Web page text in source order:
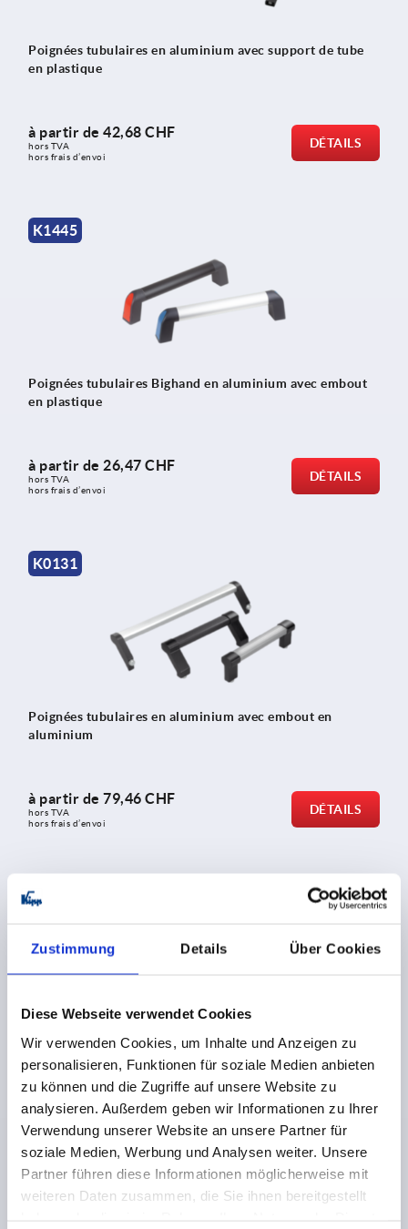
Zustimmung Details Über Cookies
Diese Webseite verwendet Cookies
Wir verwenden Cookies, um Inhalte und Anzeigen zu
personalisieren, Funktionen für soziale Medien anbieten
zu können und die Zugriffe auf unsere Website zu
analysieren. Außerdem geben wir Informationen zu Ihrer
Verwendung unserer Website an unsere Partner für
soziale Medien, Werbung und Analysen weiter. Unsere
Partner führen diese Informationen möglicherweise mit
weiteren Daten zusammen, die Sie ihnen bereitgestellt
Poignées tubulaires en aluminium avec support de tube
en plastique
à partir de 42,68 CHF
hors TVA
hors frais d’envoi
DÉTAILS
K1445
Poignées tubulaires Bighand en aluminium avec embout
en plastique
à partir de 26,47 CHF
hors TVA
hors frais d’envoi
DÉTAILS
K0131
Poignées tubulaires en aluminium avec embout en
aluminium
à partir de 79,46 CHF
hors TVA
hors frais d’envoi
DÉTAILS
K0132
Poignées tubulaires en aluminium coudées avec embout
en aluminium
à partir de 60,03 CHF
hors TVA
hors frais d’envoi